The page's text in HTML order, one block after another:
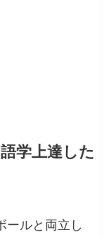
学上達した
ールと両立し